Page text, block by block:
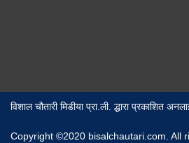
विशाल चौतारी मिडीया प्रा.ली. द्धारा प्रकाशित
Copyright ©2020 bisalchautari.com. All